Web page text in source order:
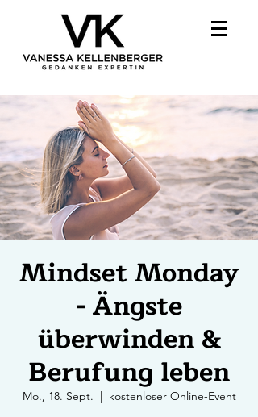
Mindset Monday
- Ängste
überwinden &
Berufung leben
Mo., 18. Sept.
  |
kostenloser Online-Event